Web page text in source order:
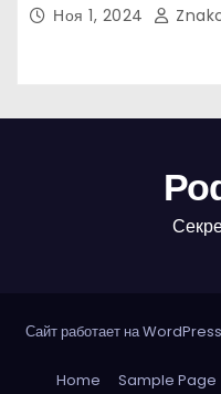
Ноя 1, 2024
Сайт работает на WordPress
Home Sample Page